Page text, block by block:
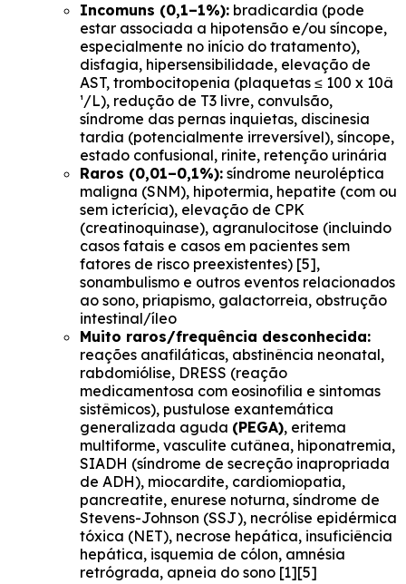
Incomuns (0,1–1%): bradicardia (pode
estar associada a hipotensão e/ou síncope,
especialmente no início do tratamento),
disfagia, hipersensibilidade, elevação de
AST, trombocitopenia (plaquetas ≤ 100 x 10â
¹/L), redução de T3 livre, convulsão,
síndrome das pernas inquietas, discinesia
tardia (potencialmente irreversível), síncope,
estado confusional, rinite, retenção urinária
Raros (0,01–0,1%): síndrome neuroléptica
maligna (SNM), hipotermia, hepatite (com ou
sem icterícia), elevação de CPK
(creatinoquinase), agranulocitose (incluindo
casos fatais e casos em pacientes sem
fatores de risco preexistentes) [5],
sonambulismo e outros eventos relacionados
ao sono, priapismo, galactorreia, obstrução
intestinal/íleo
Muito raros/frequência desconhecida:
reações anafiláticas, abstinência neonatal,
rabdomiólise, DRESS (reação
medicamentosa com eosinofilia e sintomas
sistêmicos), pustulose exantemática
generalizada aguda (PEGA), eritema
multiforme, vasculite cutânea, hiponatremia,
SIADH (síndrome de secreção inapropriada
de ADH), miocardite, cardiomiopatia,
pancreatite, enurese noturna, síndrome de
Stevens-Johnson (SSJ), necrólise epidérmica
tóxica (NET), necrose hepática, insuficiência
hepática, isquemia de cólon, amnésia
retrógrada, apneia do sono [1][5]